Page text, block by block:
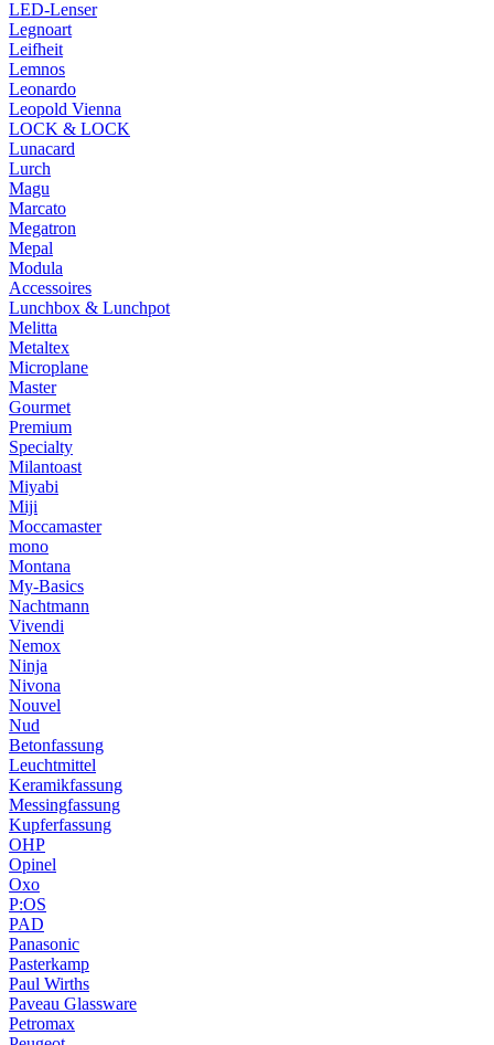
LED-Lenser
Legnoart
Leifheit
Lemnos
Leonardo
Leopold Vienna
LOCK & LOCK
Lunacard
Lurch
Magu
Marcato
Megatron
Mepal
Modula
Accessoires
Lunchbox & Lunchpot
Melitta
Metaltex
Microplane
Master
Gourmet
Premium
Specialty
Milantoast
Miyabi
Miji
Moccamaster
mono
Montana
My-Basics
Nachtmann
Vivendi
Nemox
Ninja
Nivona
Nouvel
Nud
Betonfassung
Leuchtmittel
Keramikfassung
Messingfassung
Kupferfassung
OHP
Opinel
Oxo
P:OS
PAD
Panasonic
Pasterkamp
Paul Wirths
Paveau Glassware
Petromax